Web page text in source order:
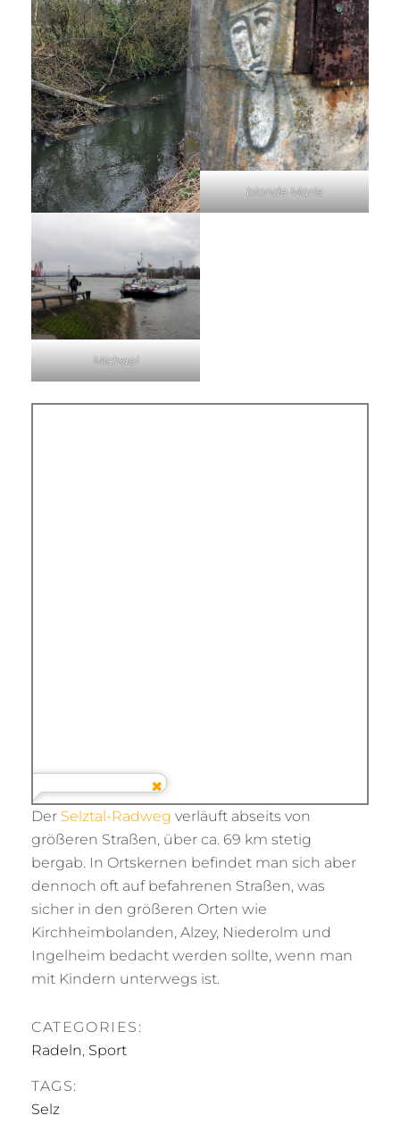
blonde Marie
Michael
Der Selztal-Radweg verläuft abseits von
größeren Straßen, über ca. 69 km stetig
bergab. In Ortskernen befindet man sich aber
dennoch oft auf befahrenen Straßen, was
sicher in den größeren Orten wie
Kirchheimbolanden, Alzey, Niederolm und
Ingelheim bedacht werden sollte, wenn man
mit Kindern unterwegs ist.
CATEGORIES:
Radeln, Sport
TAGS:
Selz